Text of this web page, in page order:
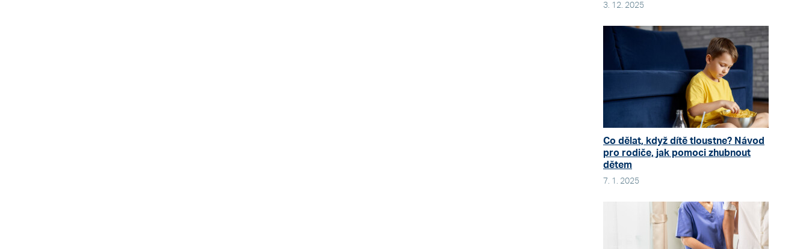
3. 12. 2025
Co dělat, když dítě tloustne? Návod
pro rodiče, jak pomoci zhubnout
dětem
7. 1. 2025